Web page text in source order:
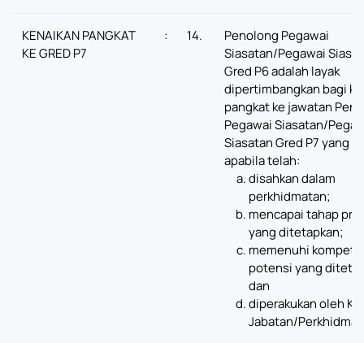
KENAIKAN PANGKAT
KE GRED P7
: 14.
Penolong Pegawai
Siasatan/Pegawai
Gred P6 adalah layak
dipertimbangkan bagi
pangkat ke jawatan
Pegawai Siasatan/
Siasatan Gred P7 yang
apabila telah:
disahkan dalam
perkhidmatan;
mencapai tahap
yang ditetapkan;
memenuhi
potensi yang
dan
diperakukan oleh
Jabatan/